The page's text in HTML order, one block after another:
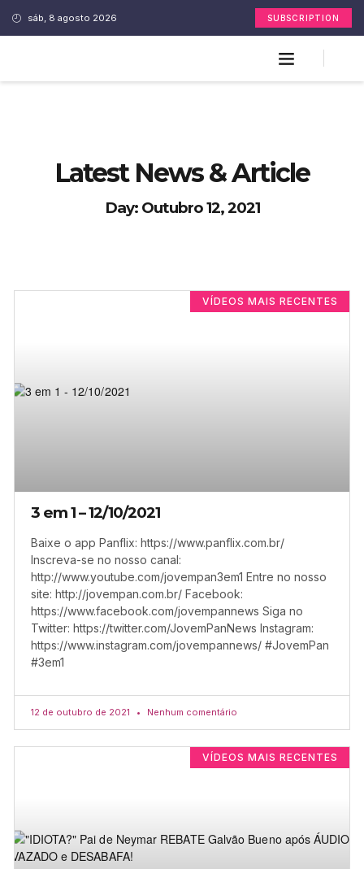
sáb, 8 agosto 2026 SUBSCRIPTION
Latest News & Article
Day: Outubro 12, 2021
VÍDEOS MAIS RECENTES
3 em 1 – 12/10/2021
Baixe o app Panflix: https://www.panflix.com.br/
Inscreva-se no nosso canal:
http://www.youtube.com/jovempan3em1 Entre no nosso
site: http://jovempan.com.br/ Facebook:
https://www.facebook.com/jovempannews Siga no
Twitter: https://twitter.com/JovemPanNews Instagram:
https://www.instagram.com/jovempannews/ #JovemPan
#3em1
12 de outubro de 2021 Nenhum comentário
VÍDEOS MAIS RECENTES